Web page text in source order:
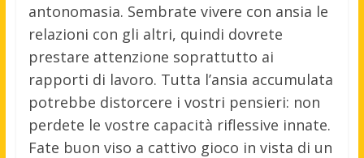
antonomasia. Sembrate vivere con ansia le
relazioni con gli altri, quindi dovrete
prestare attenzione soprattutto ai
rapporti di lavoro. Tutta l’ansia accumulata
potrebbe distorcere i vostri pensieri: non
perdete le vostre capacità riflessive innate.
Fate buon viso a cattivo gioco in vista di un